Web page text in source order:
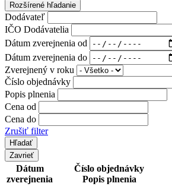
Rozšírené hľadanie
Dodávateľ
IČO Dodávatelia
Dátum zverejnenia od
Dátum zverejnenia do
Zverejnený v roku
Číslo objednávky
Popis plnenia
Cena od
Cena do
Zrušiť filter
Zavrieť
Dátum
zverejnenia
Číslo objednávky
Popis plnenia